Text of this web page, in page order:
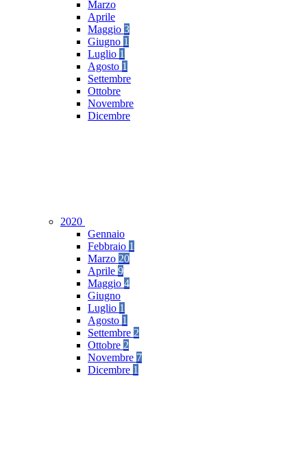
Marzo
Aprile
Maggio 3
Giugno 1
Luglio 1
Agosto 1
Settembre
Ottobre
Novembre
Dicembre
2020
Gennaio
Febbraio 1
Marzo 20
Aprile 9
Maggio 4
Giugno
Luglio 1
Agosto 1
Settembre 2
Ottobre 2
Novembre 7
Dicembre 1